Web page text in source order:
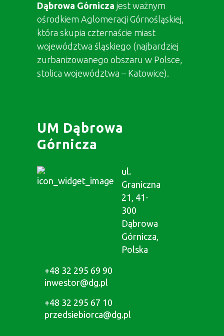
Dąbrowa Górnicza jest ważnym
ośrodkiem Aglomeracji Górnośląskiej,
która skupia czternaście miast
województwa śląskiego (najbardziej
zurbanizowanego obszaru w Polsce,
stolica województwa – Katowice).
UM Dąbrowa
Górnicza
ul.
Graniczna
21, 41-
300
Dąbrowa
Górnicza,
Polska
+48 32 295 69 90
inwestor@dg.pl
+48 32 295 67 10
przedsiebiorca@dg.pl